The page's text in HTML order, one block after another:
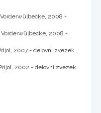
Vorderwülbecke, 2008 -
Vorderwülbecke, 2008 -
2007 - delovni zvezek
2002 - delovni zvezek